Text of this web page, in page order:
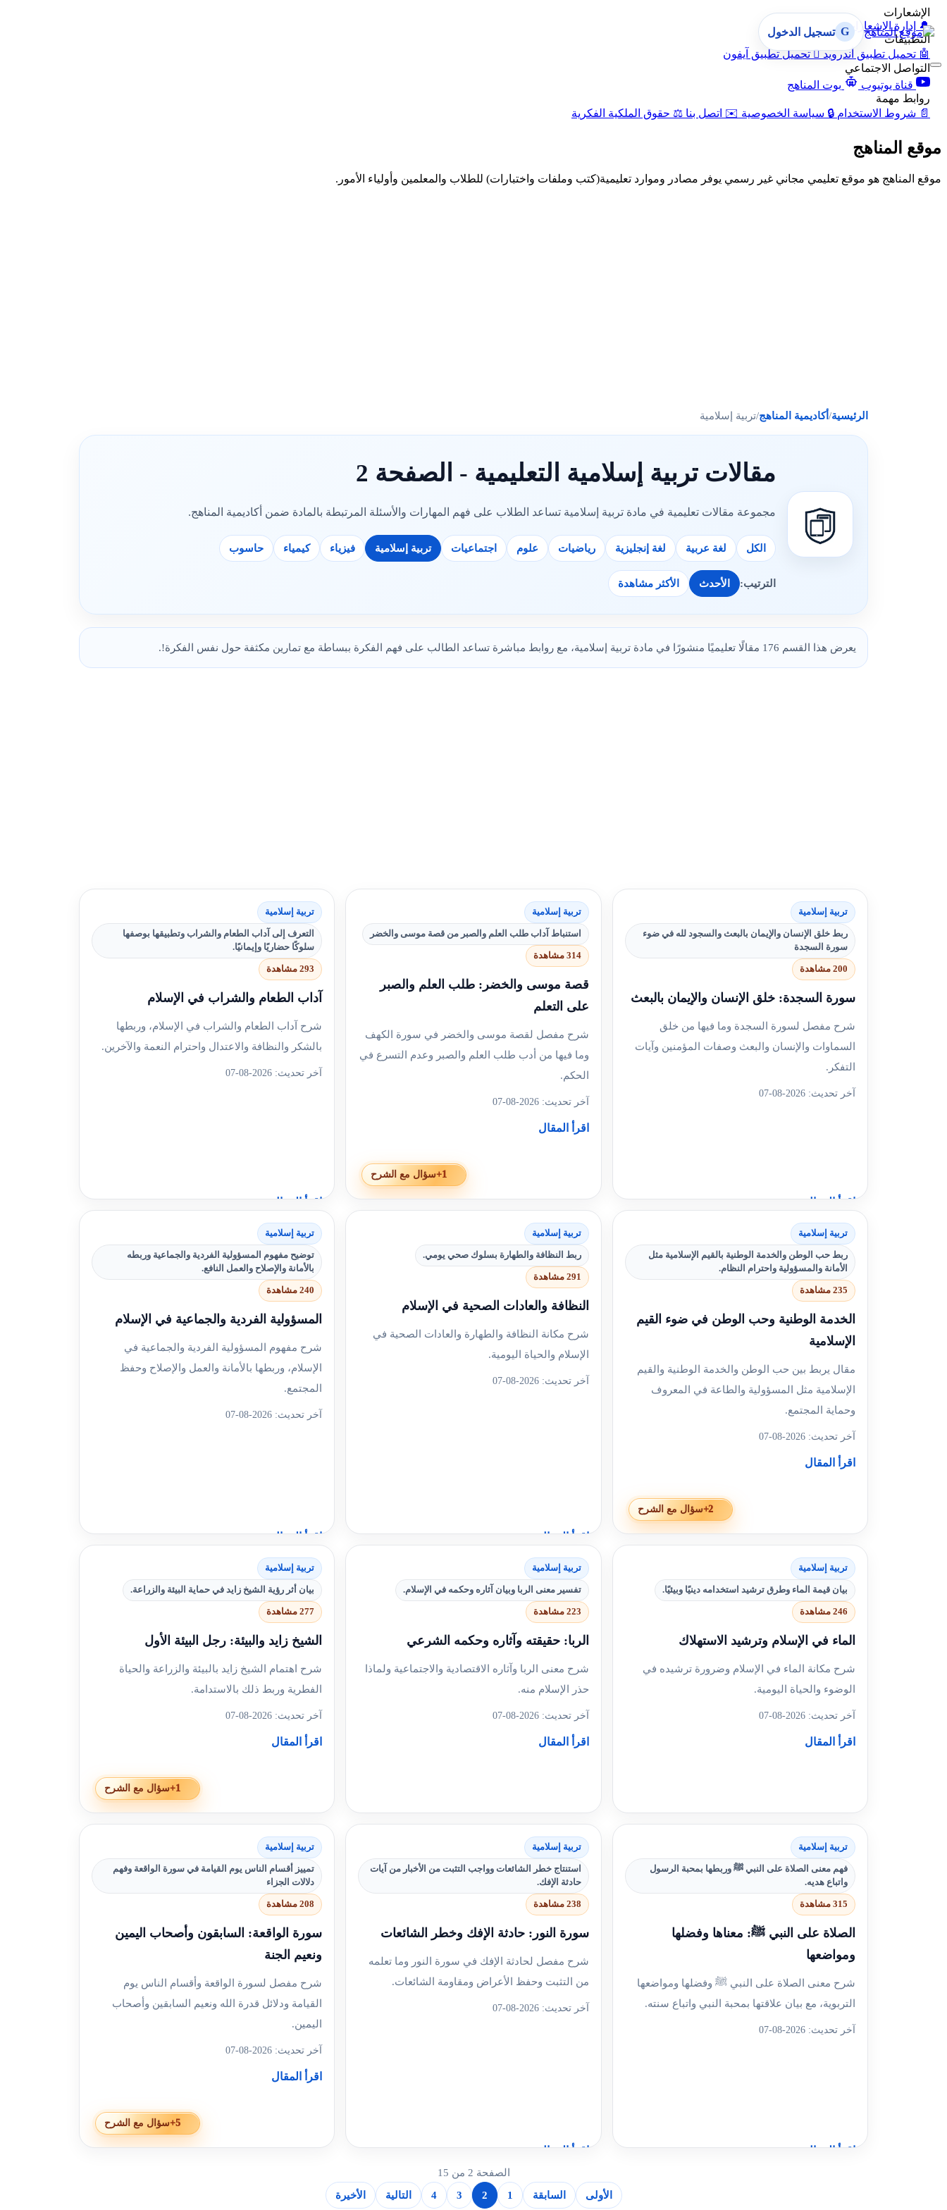
الإشعارات
🔔 إدارة الإشعارات
التطبيقات
🤖 تحميل تطبيق أندرويد  تحميل تطبيق آيفون
التواصل الاجتماعي
قناة يوتيوب
بوت المناهج
روابط مهمة
📄 شروط الاستخدام 🔒 سياسة الخصوصية ✉️ اتصل بنا ⚖️ حقوق الملكية الفكرية
G تسجيل الدخول
موقع المناهج
موقع المناهج هو موقع تعليمي مجاني غير رسمي يوفر مصادر وموارد تعليمية(كتب وملفات واختبارات) للطلاب والمعلمين وأولياء الأمور.
الرئيسية/أكاديمية المناهج/تربية إسلامية
مقالات تربية إسلامية التعليمية - الصفحة 2
مجموعة مقالات تعليمية في مادة تربية إسلامية تساعد الطلاب على فهم المهارات والأسئلة المرتبطة بالمادة ضمن أكاديمية المناهج.
الكل لغة عربية لغة إنجليزية رياضيات علوم اجتماعيات تربية إسلامية فيزياء كيمياء حاسوب
الترتيب: الأحدث الأكثر مشاهدة
يعرض هذا القسم 176 مقالًا تعليميًا منشورًا في مادة تربية إسلامية، مع روابط مباشرة تساعد الطالب على فهم الفكرة ببساطة مع تمارين مكثفة حول نفس الفكرة!.
تربية إسلامية
ربط خلق الإنسان والإيمان بالبعث والسجود لله في ضوء
سورة السجدة
200 مشاهدة
سورة السجدة: خلق الإنسان والإيمان بالبعث
شرح مفصل لسورة السجدة وما فيها من خلق
السماوات والإنسان والبعث وصفات المؤمنين وآيات
التفكر.
آخر تحديث: 2026-08-07
سؤال مع الشرح
اقرأ المقال
تربية إسلامية
استنباط آداب طلب العلم والصبر من قصة موسى والخضر
314 مشاهدة
قصة موسى والخضر: طلب العلم والصبر
على التعلم
شرح مفصل لقصة موسى والخضر في سورة الكهف
وما فيها من أدب طلب العلم والصبر وعدم التسرع في
الحكم.
آخر تحديث: 2026-08-07
+1سؤال مع الشرح
اقرأ المقال
تربية إسلامية
التعرف إلى آداب الطعام والشراب وتطبيقها بوصفها
سلوكًا حضاريًا وإيمانيًا.
293 مشاهدة
آداب الطعام والشراب في الإسلام
شرح آداب الطعام والشراب في الإسلام، وربطها
بالشكر والنظافة والاعتدال واحترام النعمة والآخرين.
آخر تحديث: 2026-08-07
سؤال مع الشرح
اقرأ المقال
تربية إسلامية
ربط حب الوطن والخدمة الوطنية بالقيم الإسلامية مثل
الأمانة والمسؤولية واحترام النظام.
235 مشاهدة
الخدمة الوطنية وحب الوطن في ضوء القيم
الإسلامية
مقال يربط بين حب الوطن والخدمة الوطنية والقيم
الإسلامية مثل المسؤولية والطاعة في المعروف
وحماية المجتمع.
آخر تحديث: 2026-08-07
+2سؤال مع الشرح
اقرأ المقال
تربية إسلامية
ربط النظافة والطهارة بسلوك صحي يومي.
291 مشاهدة
النظافة والعادات الصحية في الإسلام
شرح مكانة النظافة والطهارة والعادات الصحية في
الإسلام والحياة اليومية.
آخر تحديث: 2026-08-07
سؤال مع الشرح
اقرأ المقال
تربية إسلامية
توضيح مفهوم المسؤولية الفردية والجماعية وربطه
بالأمانة والإصلاح والعمل النافع.
240 مشاهدة
المسؤولية الفردية والجماعية في الإسلام
شرح مفهوم المسؤولية الفردية والجماعية في
الإسلام، وربطها بالأمانة والعمل والإصلاح وحفظ
المجتمع.
آخر تحديث: 2026-08-07
سؤال مع الشرح
اقرأ المقال
تربية إسلامية
بيان قيمة الماء وطرق ترشيد استخدامه دينيًا وبيئيًا.
246 مشاهدة
الماء في الإسلام وترشيد الاستهلاك
شرح مكانة الماء في الإسلام وضرورة ترشيده في
الوضوء والحياة اليومية.
آخر تحديث: 2026-08-07
اقرأ المقال
تربية إسلامية
تفسير معنى الربا وبيان آثاره وحكمه في الإسلام.
223 مشاهدة
الربا: حقيقته وآثاره وحكمه الشرعي
شرح معنى الربا وآثاره الاقتصادية والاجتماعية ولماذا
حذر الإسلام منه.
آخر تحديث: 2026-08-07
اقرأ المقال
تربية إسلامية
بيان أثر رؤية الشيخ زايد في حماية البيئة والزراعة.
277 مشاهدة
الشيخ زايد والبيئة: رجل البيئة الأول
شرح اهتمام الشيخ زايد بالبيئة والزراعة والحياة
الفطرية وربط ذلك بالاستدامة.
آخر تحديث: 2026-08-07
+1سؤال مع الشرح
اقرأ المقال
تربية إسلامية
فهم معنى الصلاة على النبي ﷺ وربطها بمحبة الرسول
واتباع هديه.
315 مشاهدة
الصلاة على النبي ﷺ: معناها وفضلها
ومواضعها
شرح معنى الصلاة على النبي ﷺ وفضلها ومواضعها
التربوية، مع بيان علاقتها بمحبة النبي واتباع سنته.
آخر تحديث: 2026-08-07
اقرأ المقال
تربية إسلامية
استنتاج خطر الشائعات وواجب التثبت من الأخبار من آيات
حادثة الإفك.
238 مشاهدة
سورة النور: حادثة الإفك وخطر الشائعات
شرح مفصل لحادثة الإفك في سورة النور وما تعلمه
من التثبت وحفظ الأعراض ومقاومة الشائعات.
آخر تحديث: 2026-08-07
+4سؤال مع الشرح
اقرأ المقال
تربية إسلامية
تمييز أقسام الناس يوم القيامة في سورة الواقعة وفهم
دلالات الجزاء
208 مشاهدة
سورة الواقعة: السابقون وأصحاب اليمين
ونعيم الجنة
شرح مفصل لسورة الواقعة وأقسام الناس يوم
القيامة ودلائل قدرة الله ونعيم السابقين وأصحاب
اليمين.
آخر تحديث: 2026-08-07
+5سؤال مع الشرح
اقرأ المقال
الصفحة 2 من 15
الأولى
السابقة 1
2
3
4 التالية الأخيرة